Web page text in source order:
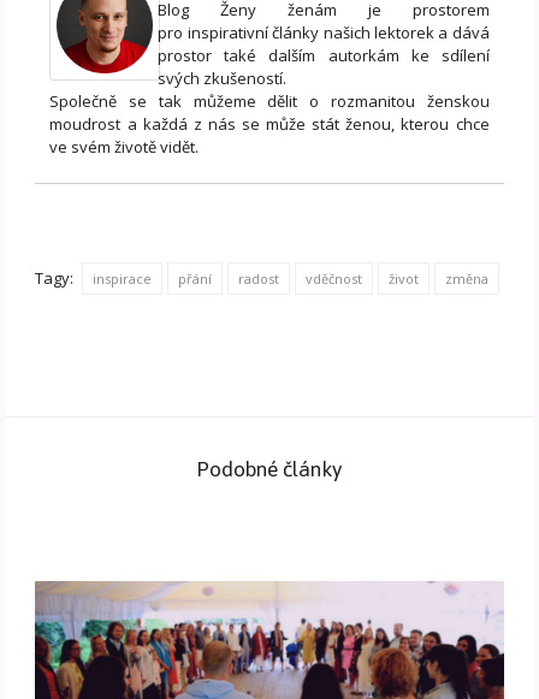
Blog Ženy ženám je prostorem
pro inspirativní články našich lektorek a dává
prostor také dalším autorkám ke sdílení
svých zkušeností.
Společně se tak můžeme dělit o rozmanitou ženskou
moudrost a každá z nás se může stát ženou, kterou chce
ve svém životě vidět.
Tagy: inspirace přání radost vděčnost život změna
Podobné články